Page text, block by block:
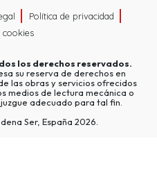
Política de privacidad
cookies
los derechos reservados.
su reserva de derechos en
las obras y servicios ofrecidos
medios de lectura mecánica o
adecuado para tal fin.
Ser, España 2026.